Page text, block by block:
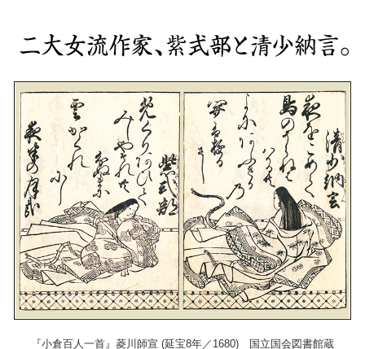
『小倉百人一首』菱川師宣 (延宝8年／1680) 国立国会図書館蔵